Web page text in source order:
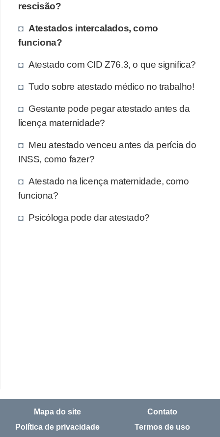
rescisão?
Atestados intercalados, como
funciona?
Atestado com CID Z76.3, o que significa?
Tudo sobre atestado médico no trabalho!
Gestante pode pegar atestado antes da
licença maternidade?
Meu atestado venceu antes da perícia do
INSS, como fazer?
Atestado na licença maternidade, como
funciona?
Psicóloga pode dar atestado?
Mapa do site
Contato
Política de privacidade
Termos de uso